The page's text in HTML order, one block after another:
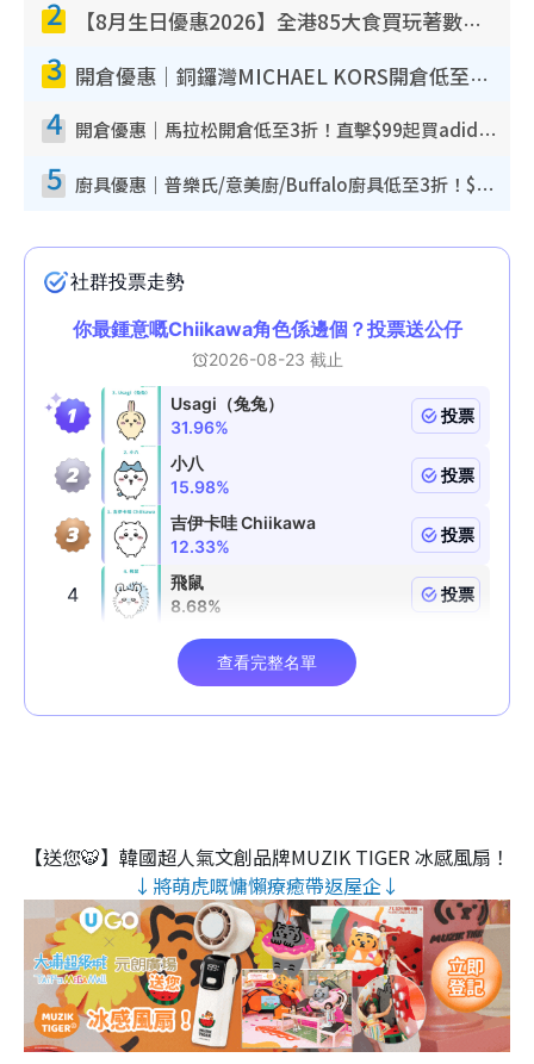
2 【8月生日優惠2026】全港85大食買玩著數攻略 自助餐/火鍋放題同行免費＋誠品/DONKI送現金券
3 開倉優惠｜銅鑼灣MICHAEL KORS開倉低至17折！直擊$500起買手袋/銀包/鞋款 必買經典Jet Set系列
4 開倉優惠｜馬拉松開倉低至3折！直擊$99起買adidas／New Balance／Puma鞋款 STANLEY保溫杯劈價至$119起
5 廚具優惠｜普樂氏/意美廚/Buffalo廚具低至3折！$89起買煎鍋／炒鑊／個人鍋 同場小家電激減至$99起
【送您🐯】韓國超人氣文創品牌MUZIK TIGER 冰感風扇！
↓將萌虎嘅慵懶療癒帶返屋企↓